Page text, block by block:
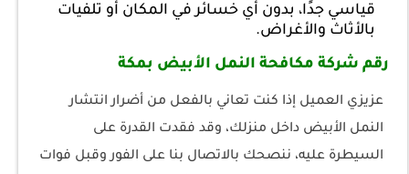
قياسي جدًا، بدون أي خسائر في المكان أو تلفيات
بالأثاث والأغراض.
رقم شركة مكافحة النمل الأبيض بمكة
عزيزي العميل إذا كنت تعاني بالفعل من أضرار انتشار
النمل الأبيض داخل منزلك، وقد فقدت القدرة على
السيطرة عليه، ننصحك بالاتصال بنا على الفور وقبل فوات